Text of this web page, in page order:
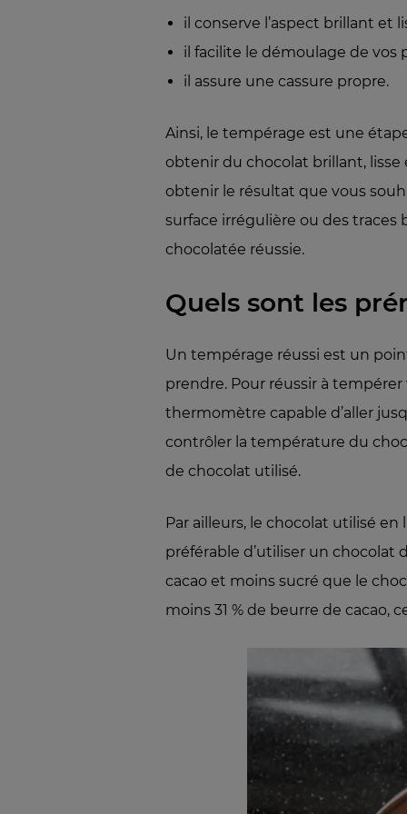
il conserve l’aspect brillant et
il facilite le démoulage de vos
il assure une cassure propre.
Ainsi, le tempérage est une
obtenir du chocolat brillant,
obtenir le résultat que vous
surface irrégulière ou des traces
chocolatée réussie.
Quels sont les
Un tempérage réussi est un
prendre. Pour réussir à
thermomètre capable d’aller
contrôler la température du
de chocolat utilisé.
Par ailleurs, le chocolat utilisé
préférable d’utiliser un chocolat
cacao et moins sucré que le
moins 31 % de beurre de